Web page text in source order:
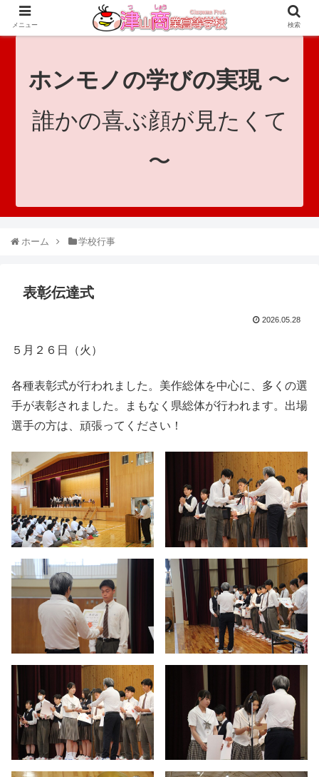
since 1921｜地域と共に未来へつなげ！｜Tsuyama Commercial High School
ホンモノの学びの実現〜
誰かの喜ぶ顔が見たくて
〜
ホーム 学校行事
表彰伝達式
2026.05.28
５月２６日（火）
各種表彰式が行われました。美作総体を中心に、多くの選
手が表彰されました。まもなく県総体が行われます。出場
選手の方は、頑張ってください！
メニュー 検索